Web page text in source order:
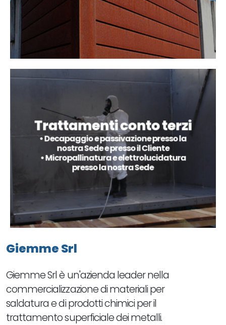
Trattamenti conto terzi
• Decapaggio e passivazione presso la
nostra Sede e presso il Cliente
• Micropallinatura e elettrolucidatura
presso la nostra Sede
Giemme Srl
Giemme Srl è un'azienda leader nella
commercializzazione di materiali per
saldatura e di prodotti chimici per il
trattamento superficiale dei metalli.